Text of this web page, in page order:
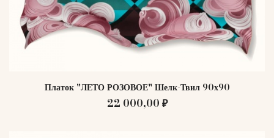
Платок "ЛЕТО РОЗОВОЕ" Шелк-Твил 90х90
22 000,00 ₽